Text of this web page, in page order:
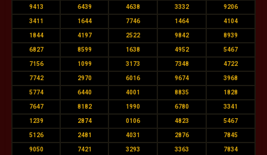
9413 6439 4638 3332 9206
3411 1644 7746 1464 4104
1844 4197 2522 9842 8939
6827 8599 1638 4952 5467
7156 1099 3173 7348 4722
7742 2970 6016 9674 3968
5774 6440 4001 8835 1828
7647 8182 1990 6780 3341
1239 2874 0106 4823 5467
5126 2481 4031 2876 7845
9050 7421 3293 3363 7834